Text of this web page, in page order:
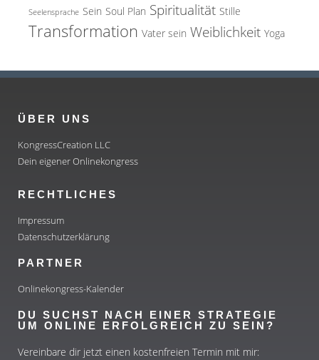
Seelensprache Sein Soul Plan Spiritualität Stille
Transformation Vater sein Weiblichkeit Yoga
ÜBER UNS
KongressCreation LLC
Dein eigener Onlinekongress
RECHTLICHES
Impressum
Datenschutzerklärung
PARTNER
Onlinekongress-Kalender
DU SUCHST NACH EINER STRATEGIE
UM ONLINE ERFOLGREICH ZU SEIN?
Vereinbare dir jetzt einen kostenfreien Termin mit mir: